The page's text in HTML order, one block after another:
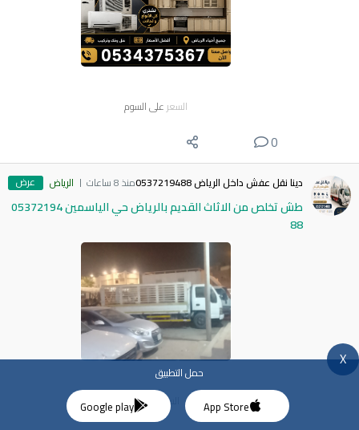
السعر على السوم
0
دينا نقل عفش داخل الرياض 0537219488 منذ 8 ساعات الرياض عرض
طش تخلص من الاثاث القديم بالرياض حي الياسمين 05372194
88
السعر 100
$
X
حمل التطبيق
App Store
Google play